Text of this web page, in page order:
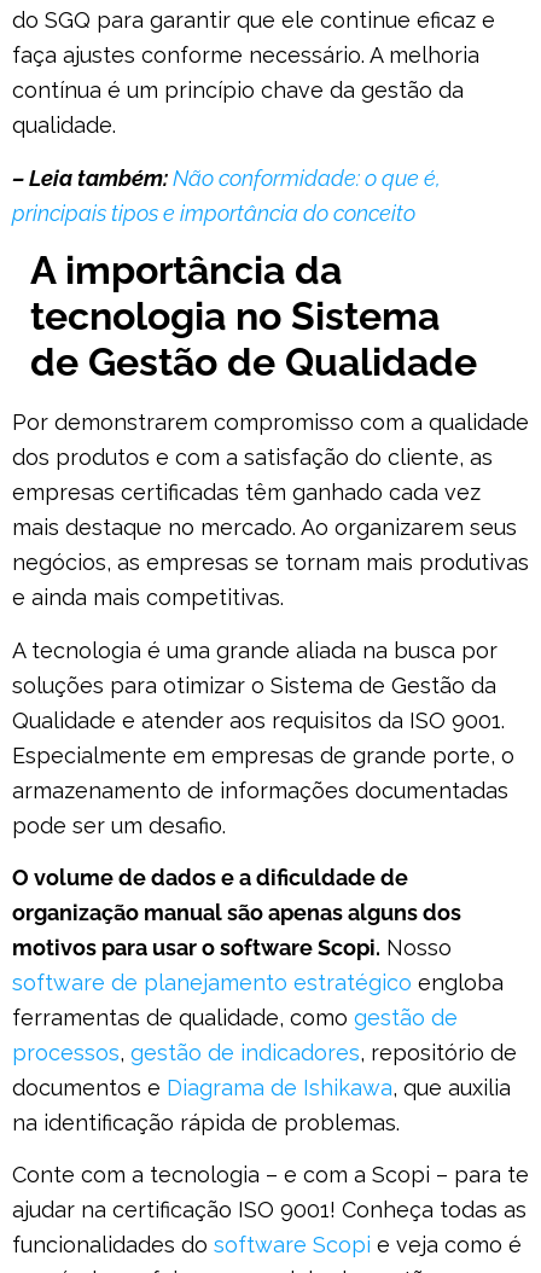
do SGQ para garantir que ele continue eficaz e
faça ajustes conforme necessário. A melhoria
contínua é um princípio chave da gestão da
qualidade.
– Leia também:Não conformidade: o que é,
principais tipos e importância do conceito
A importância da
tecnologia no Sistema
de Gestão de Qualidade
Por demonstrarem compromisso com a qualidade
dos produtos e com a satisfação do cliente, as
empresas certificadas têm ganhado cada vez
mais destaque no mercado. Ao organizarem seus
negócios, as empresas se tornam mais produtivas
e ainda mais competitivas.
A tecnologia é uma grande aliada na busca por
soluções para otimizar o Sistema de Gestão da
Qualidade e atender aos requisitos da ISO 9001.
Especialmente em empresas de grande porte, o
armazenamento de informações documentadas
pode ser um desafio.
O volume de dados e a dificuldade de
organização manual são apenas alguns dos
motivos para usar o software Scopi. Nosso
software de planejamento estratégico engloba
ferramentas de qualidade, como gestão de
processos, gestão de indicadores, repositório de
documentos e Diagrama de Ishikawa, que auxilia
na identificação rápida de problemas.
Conte com a tecnologia – e com a Scopi – para te
ajudar na certificação ISO 9001! Conheça todas as
funcionalidades do software Scopi e veja como é